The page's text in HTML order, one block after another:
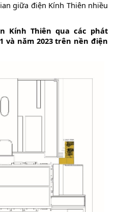
giữa điện Kính Thiên nhiều
Kính Thiên qua các phát
và năm 2023 trên nền điện